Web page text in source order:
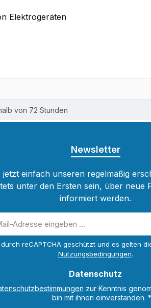
Elektrogeräten
von 72 Stunden
Newsletter
jetzt einfach unseren regelmäßig
unter den Ersten sein, über neue
informiert werden.
reCAPTCHA geschützt und es gelten
Nutzungsbedingungen.
Datenschutz
zur Kenntnis
bin mit ihnen einverstanden. *